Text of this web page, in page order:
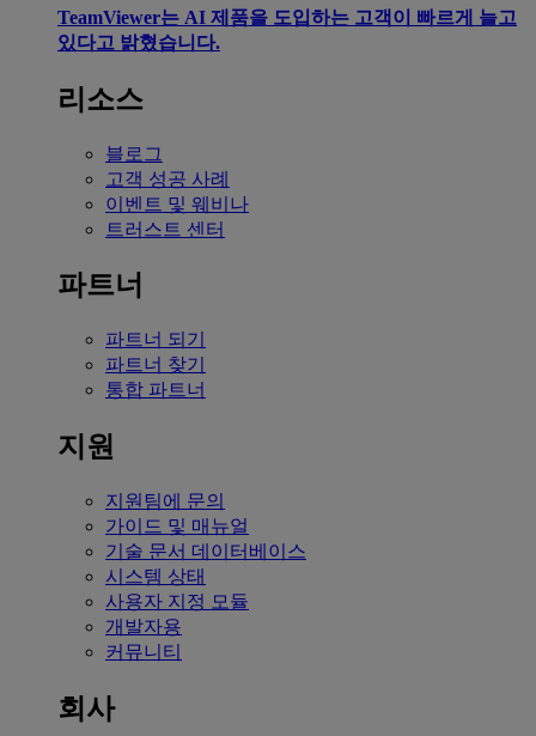
TeamViewer는 AI 제품을 도입하는 고객이 빠르게 늘고
있다고 밝혔습니다.
리소스
블로그
고객 성공 사례
이벤트 및 웨비나
트러스트 센터
파트너
파트너 되기
파트너 찾기
통합 파트너
지원
지원팀에 문의
가이드 및 매뉴얼
기술 문서 데이터베이스
시스템 상태
사용자 지정 모듈
개발자용
커뮤니티
회사